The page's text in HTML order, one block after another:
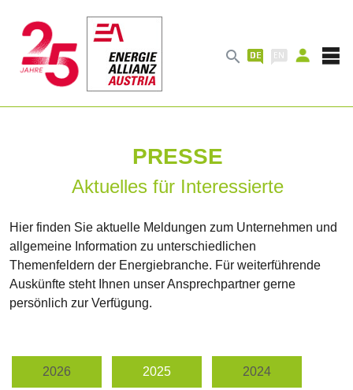

PRESSE
Aktuelles für Interessierte
Hier finden Sie aktuelle Meldungen zum Unternehmen und
allgemeine Information zu unterschiedlichen
Themenfeldern der Energiebranche. Für weiterführende
Auskünfte steht Ihnen unser Ansprechpartner gerne
persönlich zur Verfügung.
2026 2025 2024